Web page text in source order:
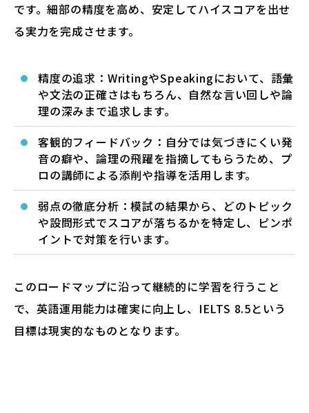
です。細部の精度を高め、安定してハイスコアを出せ
る実力を完成させます。
精度の追求：WritingやSpeakingにおいて、語彙
や文法の正確さはもちろん、自然な言い回しや論
理の深みまで追求します。
客観的フィードバック：自分では気づきにくい発
音の癖や、論理の飛躍を指摘してもらうため、プ
ロの講師による添削や指導を活用します。
弱点の徹底分析：模試の結果から、どのトピック
や設問形式でスコアが落ちるかを特定し、ピンポ
イントで対策を行います。
このロードマップに沿って継続的に学習を行うこと
で、英語運用能力は確実に向上し、IELTS 8.5という
目標は現実的なものとなります。